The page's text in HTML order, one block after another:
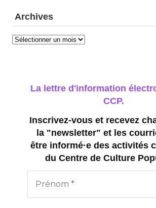
Archives
Archives
La lettre d'information
CCP.
Inscrivez-vous et recevez
la "newsletter" et les
être informé·e des activités
du Centre de Culture